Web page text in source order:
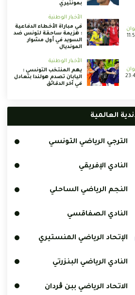
بمونتيري
الأخبار الوطنية
في مباراة الأخطاء الدفاعية
: هزيمة ساحقة لتونس ضد
السويد في أول مشوار
المونديال
الأخبار الوطنية
يهم المنتخب التونسي :
اليابان تصدم هولندا بتعادل
في آخر الدقائق
العالمية
الترجي الرياضي التونسي
النادي الإفريقي
النجم الرياضي الساحلي
النادي الصفاقسي
الإتحاد الرياضي المنستيري
النادي الرياضي البنزرتي
الاتحاد الرياضي ببن ڨردان